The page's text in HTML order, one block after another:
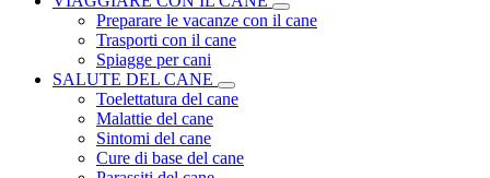
Preparare le vacanze con il cane
Trasporti con il cane
Spiagge per cani
SALUTE DEL CANE
Toelettatura del cane
Malattie del cane
Sintomi del cane
Cure di base del cane